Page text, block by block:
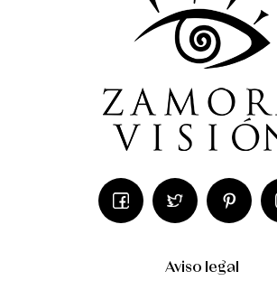
Aviso legal